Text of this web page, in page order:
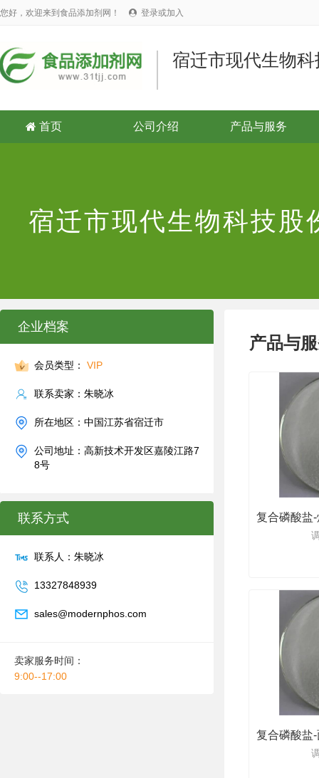
您好，欢迎来到食品添加剂网！  登录或加入
宿迁市现代生物
 首页 公司介绍 产品与服务
宿迁市现代生物科技股
企业档案
会员类型： VIP
联系卖家：朱晓冰
所在地区：中国江苏省宿迁市
公司地址：高新技术开发区嘉陵江路7
8号
联系方式
联系人：朱晓冰
13327848939
sales@modernphos.com
卖家服务时间：
9:00--17:00
产品与